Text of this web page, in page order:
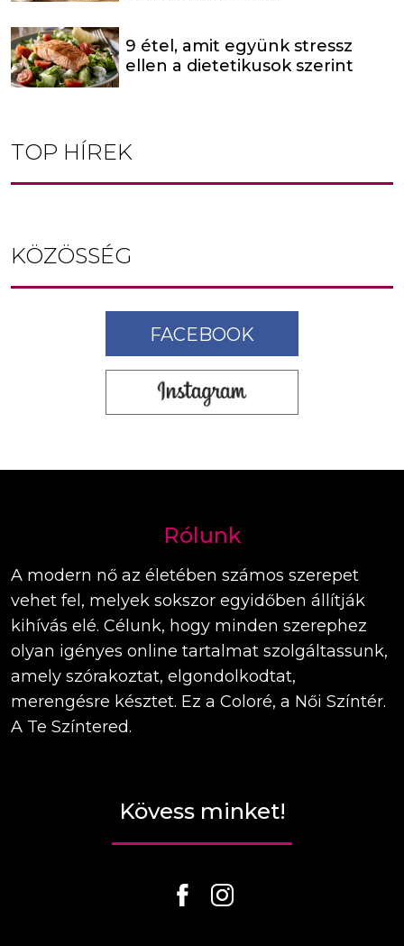
9 étel, amit együnk stressz
ellen a dietetikusok szerint
TOP HÍREK
KÖZÖSSÉG
FACEBOOK
Rólunk
A modern nő az életében számos szerepet
vehet fel, melyek sokszor egyidőben állítják
kihívás elé. Célunk, hogy minden szerephez
olyan igényes online tartalmat szolgáltassunk,
amely szórakoztat, elgondolkodtat,
merengésre késztet. Ez a Coloré, a Női Színtér.
A Te Színtered.
Kövess minket!